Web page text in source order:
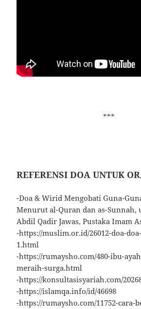
***
REFERENSI DOA UNTUK
-Doa & Wirid Mengobati Guna-
Menurut al-Quran dan as-Sunnah,
Abdil Qadir Jawas, Pustaka Imam
-https://muslim.or.id/26012-doa-
1.html
-https://rumaysho.com/480-ibu-
meraih-surga.html
-https://konsultasisyariah.com/
-https://islamqa.info/id/46698
-https://rumaysho.com/11752-cara-